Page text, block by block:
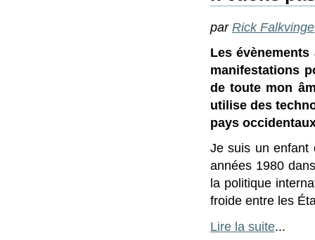
par Rick Falkvinge
Les
manifestations
de toute mon
utilise des
pays
Je suis un enfant
années 1980
la politique
froide entre les
Lire la suite...